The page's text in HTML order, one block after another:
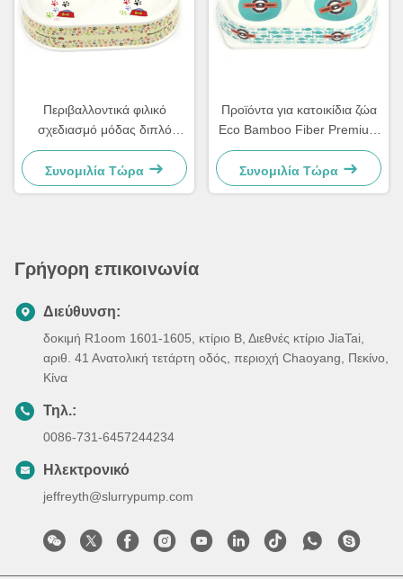
Περιβαλλοντικά φιλικό
σχεδιασμό μόδας διπλό
δοχείο σκουπιδιών από ίνες
μπαμπού
Συνομιλία Τώρα
Προϊόντα για κατοικίδια ζώα
Eco Bamboo Fiber Premium
Dog Double Bowl
Συνομιλία Τώρα
Γρήγορη επικοινωνία
Διεύθυνση:
δοκιμή R1oom 1601-1605, κτίριο Β, Διεθνές κτίριο JiaTai,
αριθ. 41 Ανατολική τετάρτη οδός, περιοχή Chaoyang, Πεκίνο,
Κίνα
Τηλ.:
0086-731-6457244234
Ηλεκτρονικό
jeffreyth@slurrypump.com